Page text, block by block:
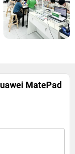
MatePad